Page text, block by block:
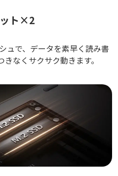
ト×2
ュで、データを素早く読み書
なくサクサク動きます。